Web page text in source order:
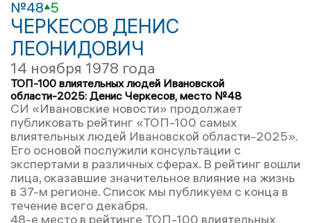
№48 5
ЧЕРКЕСОВ ДЕНИС
ЛЕОНИДОВИЧ
14 ноября 1978 года
ТОП-100 влиятельных людей Ивановской
области-2025: Денис Черкесов, место №48
СИ «Ивановские новости» продолжает
публиковать рейтинг «ТОП-100 самых
влиятельных людей Ивановской области-2025».
Его основой послужили консультации с
экспертами в различных сферах. В рейтинг вошли
лица, оказавшие значительное влияние на жизнь
в 37-м регионе. Список мы публикуем с конца в
течение всего декабря.
48-е место в рейтинге ТОП-100 влиятельных